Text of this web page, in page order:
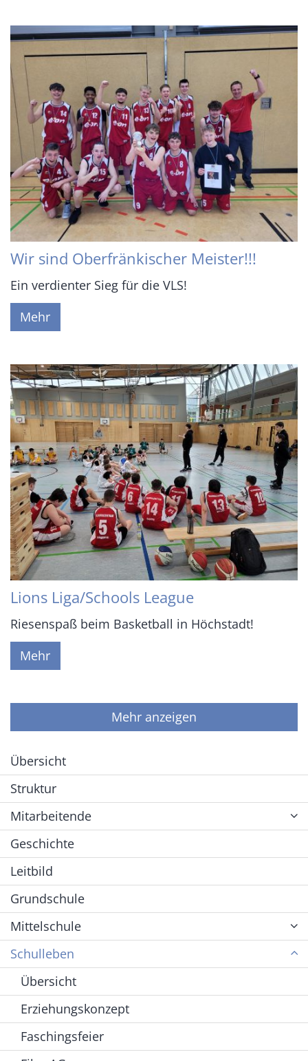
Wir sind Oberfränkischer Meister!!!
Ein verdienter Sieg für die VLS!
Mehr
Lions Liga/Schools League
Riesenspaß beim Basketball in Höchstadt!
Mehr
Mehr anzeigen
Übersicht
Struktur
Mitarbeitende
Geschichte
Leitbild
Grundschule
Mittelschule
Schulleben
Übersicht
Erziehungskonzept
Faschingsfeier